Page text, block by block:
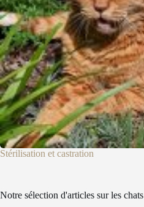
Stérilisation et castration
Notre sélection d'articles sur les chats